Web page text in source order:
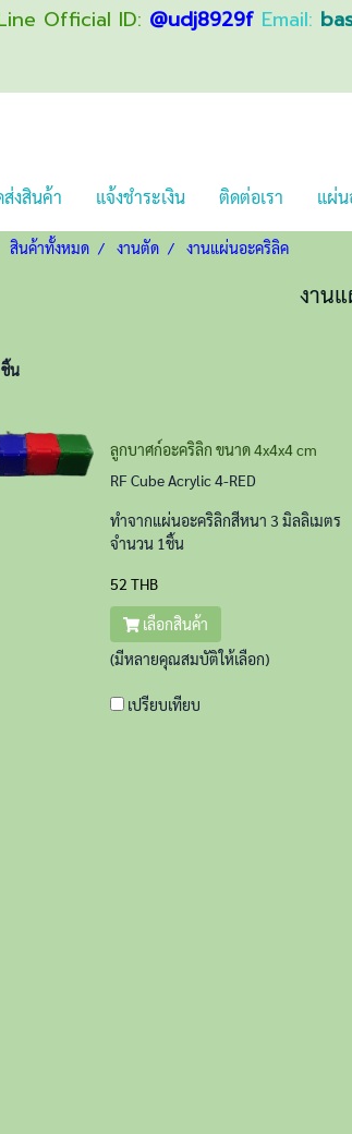
Official ID: @udj8929f Email:
งสินค้า แจ้งชำระเงิน ติดต่อเรา แผ่น
สินค้าทั้งหมด งานตัด งานแผ่นอะคริลิค
งาน
น
ลูกบาศก์อะคริลิก ขนาด 4x4x4 cm
RF Cube Acrylic 4-RED
ทำจากแผ่นอะคริลิกสีหนา 3 มิลลิเมตร
จำนวน 1ชิ้น
52 THB
เลือกสินค้า
(มีหลายคุณสมบัติให้เลือก)
เปรียบเทียบ